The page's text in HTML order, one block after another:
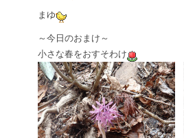
まゆ
～今日のおまけ～
小さな春をおすそわけ